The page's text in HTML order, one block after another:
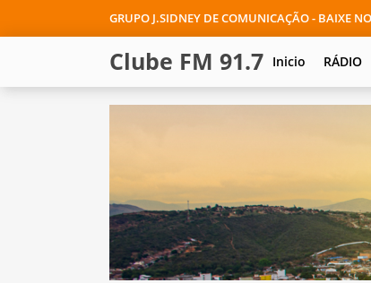
GRUPO J.SIDNEY DE COMUNICAÇÃO - BAIXE
Clube FM 91.7 Inicio RÁDIO